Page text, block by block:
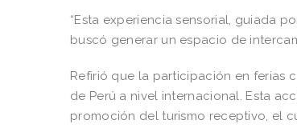
“Esta experiencia sensorial, guiada
buscó generar un espacio de
Refirió que la participación en ferias
de Perú a nivel internacional. Esta
promoción del turismo receptivo, el